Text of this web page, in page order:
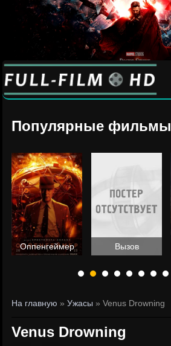
Популярные фильмы
Оппенгеймер Вызов
На главную »Ужасы » Venus Drowning
Venus Drowning